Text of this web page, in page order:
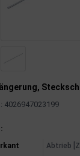
4026947023199
Abtrieb